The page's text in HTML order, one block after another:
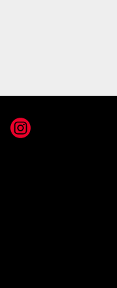
Instagram